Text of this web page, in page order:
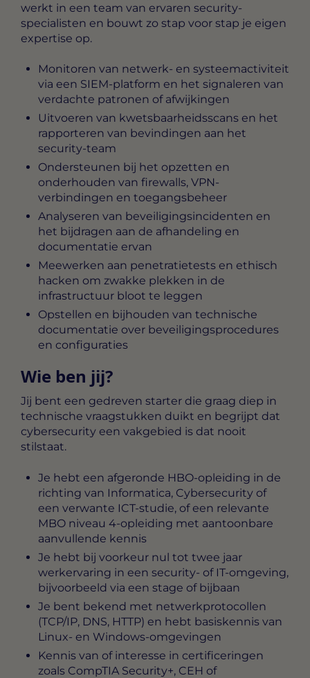
werkt in een team van ervaren security-
specialisten en bouwt zo stap voor stap je eigen
expertise op.
Monitoren van netwerk- en systeemactiviteit
via een SIEM-platform en het signaleren van
verdachte patronen of afwijkingen
Uitvoeren van kwetsbaarheidsscans en het
rapporteren van bevindingen aan het
security-team
Ondersteunen bij het opzetten en
onderhouden van firewalls, VPN-
verbindingen en toegangsbeheer
Analyseren van beveiligingsincidenten en
het bijdragen aan de afhandeling en
documentatie ervan
Meewerken aan penetratietests en ethisch
hacken om zwakke plekken in de
infrastructuur bloot te leggen
Opstellen en bijhouden van technische
documentatie over beveiligingsprocedures
en configuraties
Wie ben jij?
Jij bent een gedreven starter die graag diep in
technische vraagstukken duikt en begrijpt dat
cybersecurity een vakgebied is dat nooit
stilstaat.
Je hebt een afgeronde HBO-opleiding in de
richting van Informatica, Cybersecurity of
een verwante ICT-studie, of een relevante
MBO niveau 4-opleiding met aantoonbare
aanvullende kennis
Je hebt bij voorkeur nul tot twee jaar
werkervaring in een security- of IT-omgeving,
bijvoorbeeld via een stage of bijbaan
Je bent bekend met netwerkprotocollen
(TCP/IP, DNS, HTTP) en hebt basiskennis van
Linux- en Windows-omgevingen
Kennis van of interesse in certificeringen
zoals CompTIA Security+, CEH of